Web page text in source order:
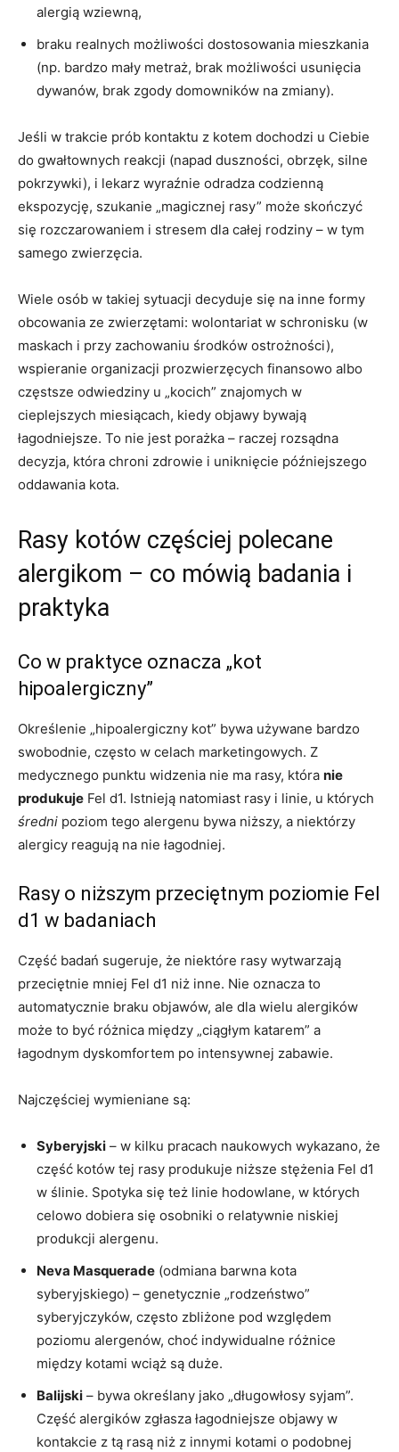
alergią wziewną,
braku realnych możliwości dostosowania mieszkania
(np. bardzo mały metraż, brak możliwości usunięcia
dywanów, brak zgody domowników na zmiany).
Jeśli w trakcie prób kontaktu z kotem dochodzi u Ciebie
do gwałtownych reakcji (napad duszności, obrzęk, silne
pokrzywki), i lekarz wyraźnie odradza codzienną
ekspozycję, szukanie „magicznej rasy” może skończyć
się rozczarowaniem i stresem dla całej rodziny – w tym
samego zwierzęcia.
Wiele osób w takiej sytuacji decyduje się na inne formy
obcowania ze zwierzętami: wolontariat w schronisku (w
maskach i przy zachowaniu środków ostrożności),
wspieranie organizacji prozwierzęcych finansowo albo
częstsze odwiedziny u „kocich” znajomych w
cieplejszych miesiącach, kiedy objawy bywają
łagodniejsze. To nie jest porażka – raczej rozsądna
decyzja, która chroni zdrowie i uniknięcie późniejszego
oddawania kota.
Rasy kotów częściej polecane
alergikom – co mówią badania i
praktyka
Co w praktyce oznacza „kot
hipoalergiczny”
Określenie „hipoalergiczny kot” bywa używane bardzo
swobodnie, często w celach marketingowych. Z
medycznego punktu widzenia nie ma rasy, która nie
produkuje Fel d1. Istnieją natomiast rasy i linie, u których
średni poziom tego alergenu bywa niższy, a niektórzy
alergicy reagują na nie łagodniej.
Rasy o niższym przeciętnym poziomie Fel
d1 w badaniach
Część badań sugeruje, że niektóre rasy wytwarzają
przeciętnie mniej Fel d1 niż inne. Nie oznacza to
automatycznie braku objawów, ale dla wielu alergików
może to być różnica między „ciągłym katarem” a
łagodnym dyskomfortem po intensywnej zabawie.
Najczęściej wymieniane są:
Syberyjski – w kilku pracach naukowych wykazano, że
część kotów tej rasy produkuje niższe stężenia Fel d1
w ślinie. Spotyka się też linie hodowlane, w których
celowo dobiera się osobniki o relatywnie niskiej
produkcji alergenu.
Neva Masquerade (odmiana barwna kota
syberyjskiego) – genetycznie „rodzeństwo”
syberyjczyków, często zbliżone pod względem
poziomu alergenów, choć indywidualne różnice
między kotami wciąż są duże.
Balijski – bywa określany jako „długowłosy syjam”.
Część alergików zgłasza łagodniejsze objawy w
kontakcie z tą rasą niż z innymi kotami o podobnej